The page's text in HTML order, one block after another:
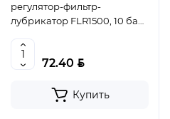
регулятор-фильтр-
лубрикатор FLR1500, 10 бар,
Denzel,57469,
4044996180236
72.40 BYN
Купить